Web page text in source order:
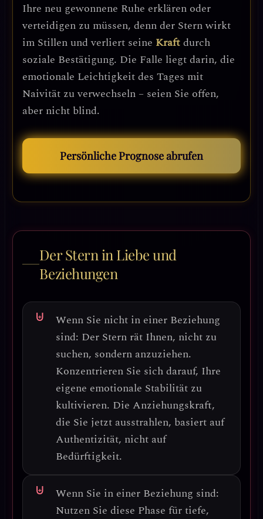
Ihre neu gewonnene Ruhe erklären oder
verteidigen zu müssen, denn der Stern wirkt
im Stillen und verliert seine Kraftdurch
soziale Bestätigung. Die Falle liegt darin, die
emotionale Leichtigkeit des Tages mit
Naivität zu verwechseln – seien Sie offen,
aber nicht blind.
Persönliche Prognose abrufen
Der Stern in Liebe und
Beziehungen
Wenn Sie nicht in einer Beziehung
sind: Der Stern rät Ihnen, nicht zu
suchen, sondern anzuziehen.
Konzentrieren Sie sich darauf, Ihre
eigene emotionale Stabilität zu
kultivieren. Die Anziehungskraft,
die Sie jetzt ausstrahlen, basiert auf
Authentizität, nicht auf
Bedürftigkeit.
Wenn Sie in einer Beziehung sind:
Nutzen Sie diese Phase fürtiefe,